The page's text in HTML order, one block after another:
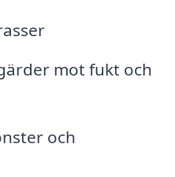
mot fukt och
och